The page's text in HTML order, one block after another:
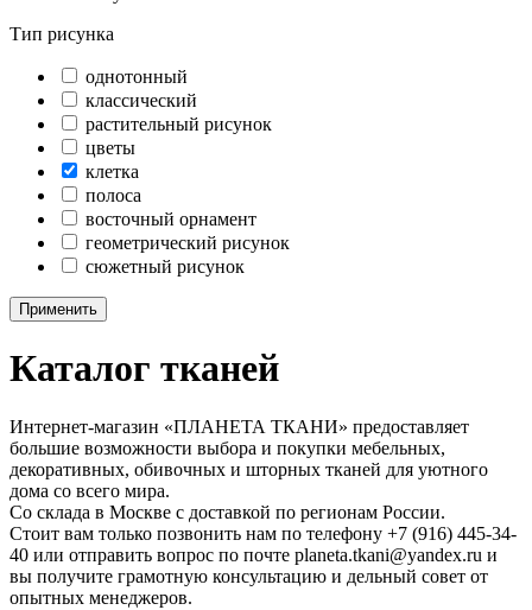
Тип рисунка
однотонный
классический
растительный рисунок
цветы
клетка
полоса
восточный орнамент
геометрический рисунок
сюжетный рисунок
Применить
Каталог тканей
Интернет-магазин «ПЛАНЕТА ТКАНИ» предоставляет
большие возможности выбора и покупки мебельных,
декоративных, обивочных и шторных тканей для уютного
дома со всего мира.
Со склада в Москве с доставкой по регионам России.
Стоит вам только позвонить нам по телефону +7 (916) 445-34-
40 или отправить вопрос по почте planeta.tkani@yandex.ru и
вы получите грамотную консультацию и дельный совет от
опытных менеджеров.